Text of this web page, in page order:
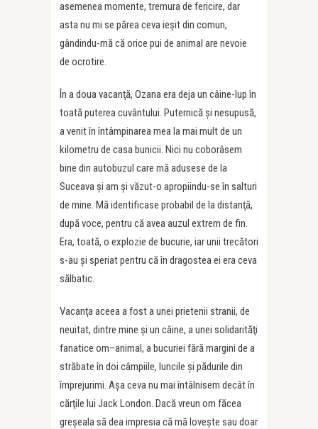
asemenea momente, tremura de fericire, dar
asta nu mi se părea ceva ieşit din comun,
gândindu-mă că orice pui de animal are nevoie
de ocrotire.
În a doua vacanţă, Ozana era deja un câine-lup în
toată puterea cuvântului. Puternică şi nesupusă,
a venit în întâmpinarea mea la mai mult de un
kilometru de casa bunicii. Nici nu coborâsem
bine din autobuzul care mă adusese de la
Suceava şi am şi văzut-o apropiindu-se în salturi
de mine. Mă identificase probabil de la distanţă,
după voce, pentru că avea auzul extrem de fin.
Era, toată, o explozie de bucurie, iar unii trecători
s-au şi speriat pentru că în dragostea ei era ceva
sălbatic.
Vacanţa aceea a fost a unei prietenii stranii, de
neuitat, dintre mine şi un câine, a unei solidarităţi
fanatice om–animal, a bucuriei fără margini de a
străbate în doi câmpiile, luncile şi pădurile din
împrejurimi. Aşa ceva nu mai întâlnisem decât în
cărţile lui Jack London. Dacă vreun om făcea
greşeala să dea impresia că mă loveşte sau doar